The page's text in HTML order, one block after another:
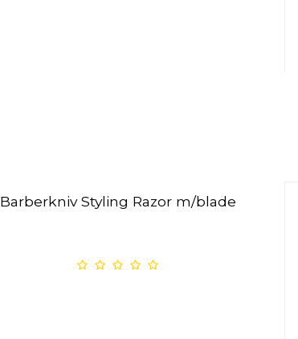
Barberkniv Styling Razor m/blade